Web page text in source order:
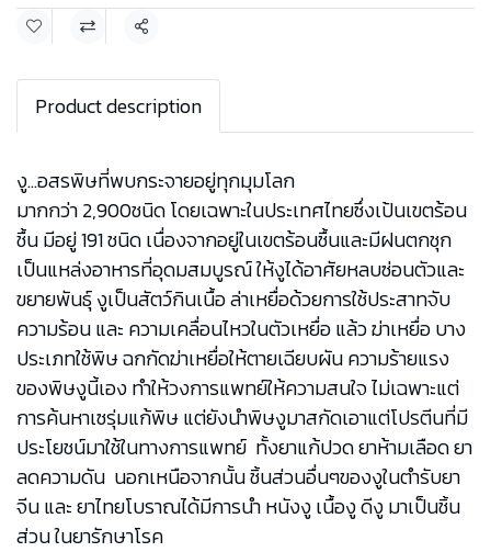
Share
Product description
งู...อสรพิษที่พบกระจายอยู่ทุกมุมโลก
มากกว่า 2,900ชนิด โดยเฉพาะในประเทศไทยซึ่งเป้นเขตร้อน
ชื้น มีอยู่ 191 ชนิด เนื่องจากอยู่ในเขตร้อนชื้นและมีฝนตกชุก
เป็นแหล่งอาหารที่อุดมสมบูรณ์ ให้งูได้อาศัยหลบซ่อนตัวและ
ขยายพันธุ์ งูเป็นสัตว์กินเนื้อ ล่าเหยื่อด้วยการใช้ประสาทจับ
ความร้อน และ ความเคลื่อนไหวในตัวเหยื่อ แล้ว ฆ่าเหยื่อ บาง
ประเภทใช้พิษ ฉกกัดฆ่าเหยื่อให้ตายเฉียบผัน ความร้ายแรง
ของพิษงูนี้เอง ทำให้วงการแพทย์ให้ความสนใจ ไม่เฉพาะแต่
การค้นหาเซรุ่มแก้พิษ แต่ยังนำพิษงูมาสกัดเอาแต่โปรตีนที่มี
ประโยชน์มาใช้ในทางการแพทย์ ทั้งยาแก้ปวด ยาห้ามเลือด ยา
ลดความดัน นอกเหนือจากนั้น ชิ้นส่วนอื่นๆของงูในตำรับยา
จีน และ ยาไทยโบราณได้มีการนำ หนังงู เนื้องู ดีงู มาเป็นชิ้น
ส่วน ในยารักษาโรค